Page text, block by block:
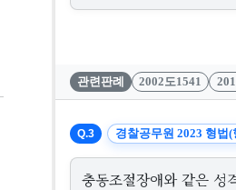
관련판례 2002도1541
Q.3 경찰공무원 2023 형법(
충동조절장애와 같은 성